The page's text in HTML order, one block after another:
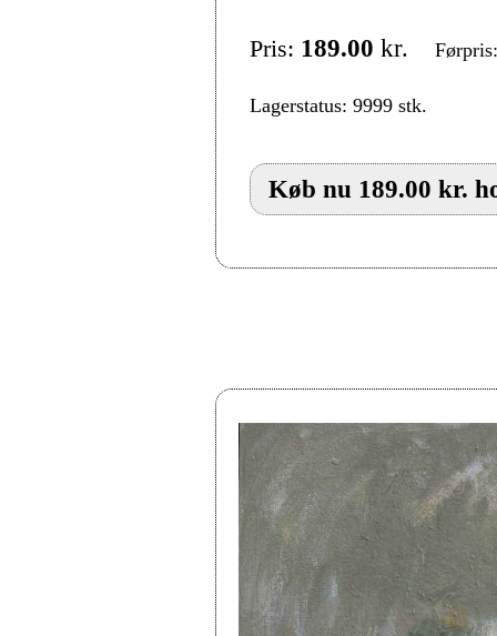
Pris: 189.00 kr.
Lagerstatus: 9999 stk.
Køb nu 189.00 kr.